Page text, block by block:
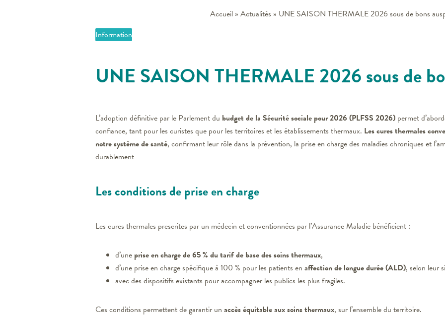
Accueil» Actualités » UNE SAISON THERMALE 2026 sous de bons
Information
UNE SAISON THERMALE 2026 sous de
L’adoption définitive par le Parlement du budget de la Sécurité sociale pour 2026 (PLFSS 2026) permet
confiance, tant pour les curistes que pour les territoires et les établissements thermaux. Les cures thermales
notre système de santé, confirmant leur rôle dans la prévention, la prise en charge des maladies chroniques et
durablement
Les conditions de prise en charge
Les cures thermales prescrites par un médecin et conventionnées par l’Assurance Maladie bénéficient :
d’une prise en charge de 65 % du tarif de base des soins thermaux,
d’une prise en charge spécifique à 100 % pour les patients en affection de longue durée (ALD), selon leur
avec des dispositifs existants pour accompagner les publics les plus fragiles.
Ces conditions permettent de garantir un accès équitable aux soins thermaux, sur l’ensemble du territoire.